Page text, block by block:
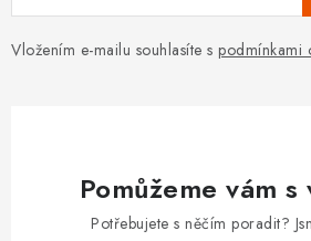
Vložením e-mailu souhlasíte s podmínkami
Pomůžeme vám
Potřebujete s něčím poradit?